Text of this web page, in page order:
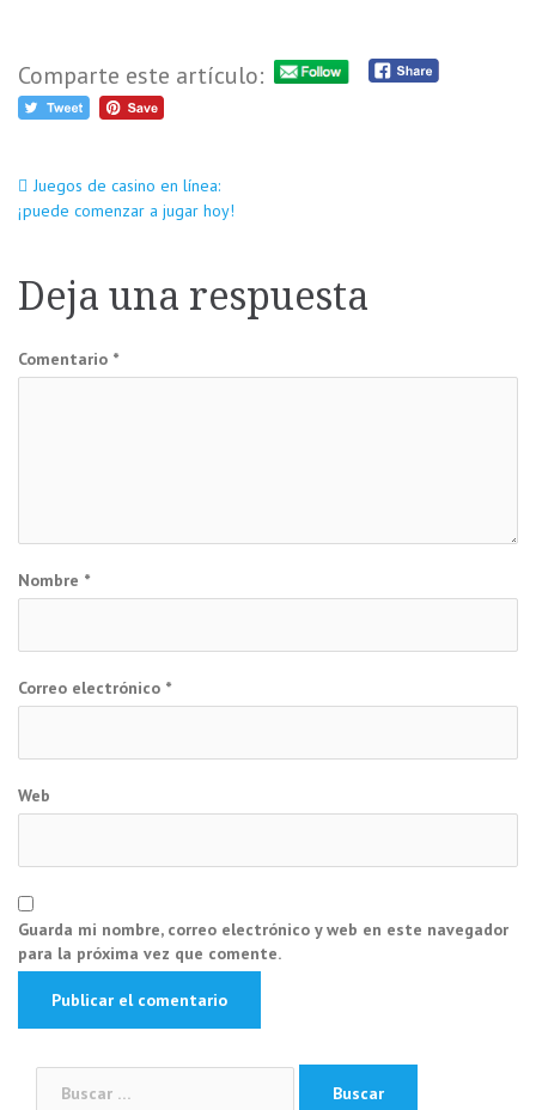
Comparte este artículo:
Navegación
entradas
Juegos de casino en línea:
¡puede comenzar a jugar hoy!
Deja una respuesta
Comentario *
Nombre *
Correo electrónico *
Web
Guarda mi nombre, correo electrónico y web en este navegador
para la próxima vez que comente.